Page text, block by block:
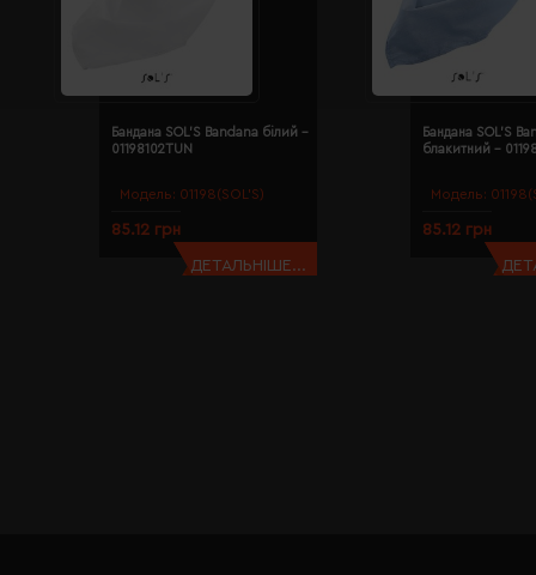
Модель: 01198(SOL’S)
Бандана SOL'S Bandana білий -
01198102TUN
85.12 грн
ДЕТАЛЬНІШЕ...
Модель:
Бандана SOL'S
блакитний -
85.12 грн